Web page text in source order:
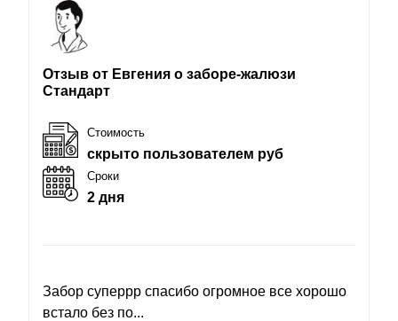
Отзыв от Евгения о заборе-жалюзи
Стандарт
Стоимость
скрыто пользователем руб
Сроки
2 дня
Забор суперрр спасибо огромное все хорошо
встало без по...